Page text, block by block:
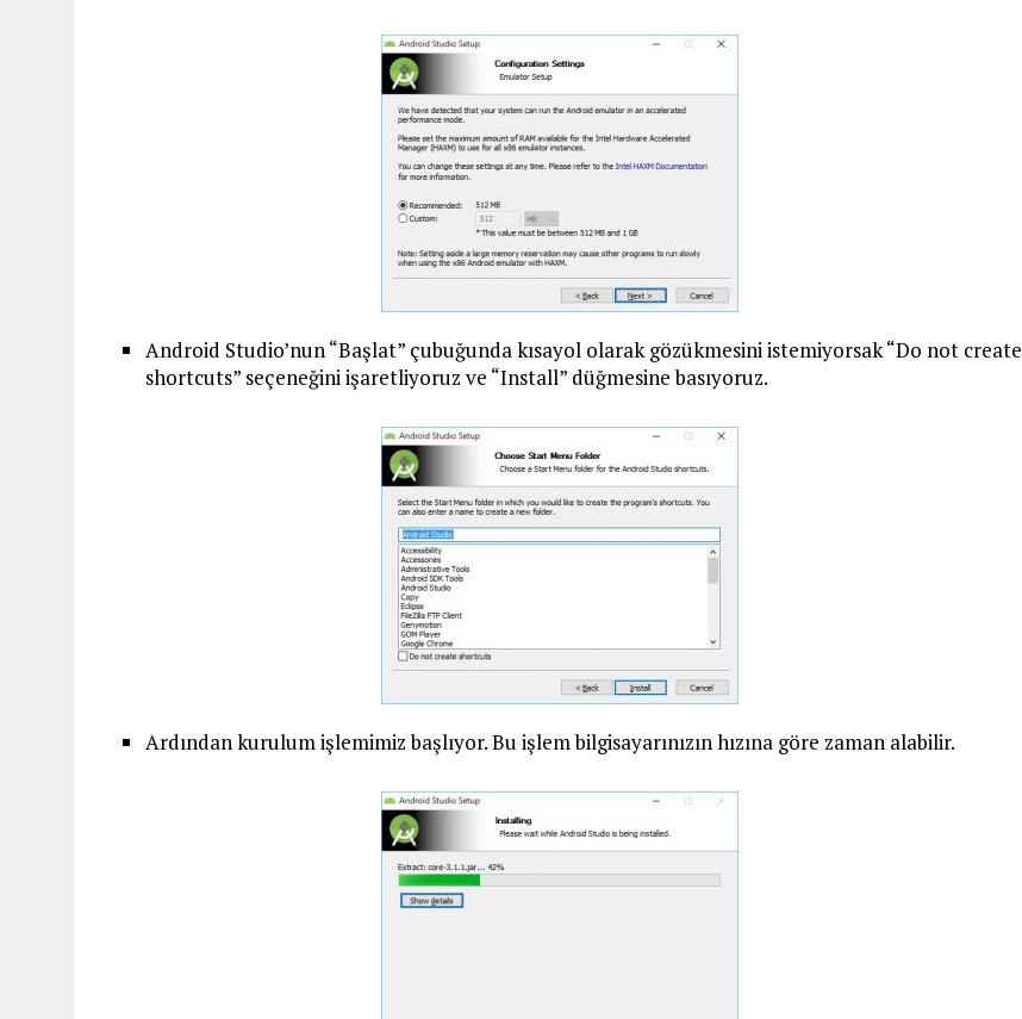
Android Studio’nun “Başlat” çubuğunda kısayol olarak gözükmesini istemiyorsak “Do not create
shortcuts” seçeneğini işaretliyoruz ve “Install” düğmesine basıyoruz.
Ardından kurulum işlemimiz başlıyor. Bu işlem bilgisayarınızın hızına göre zaman alabilir.